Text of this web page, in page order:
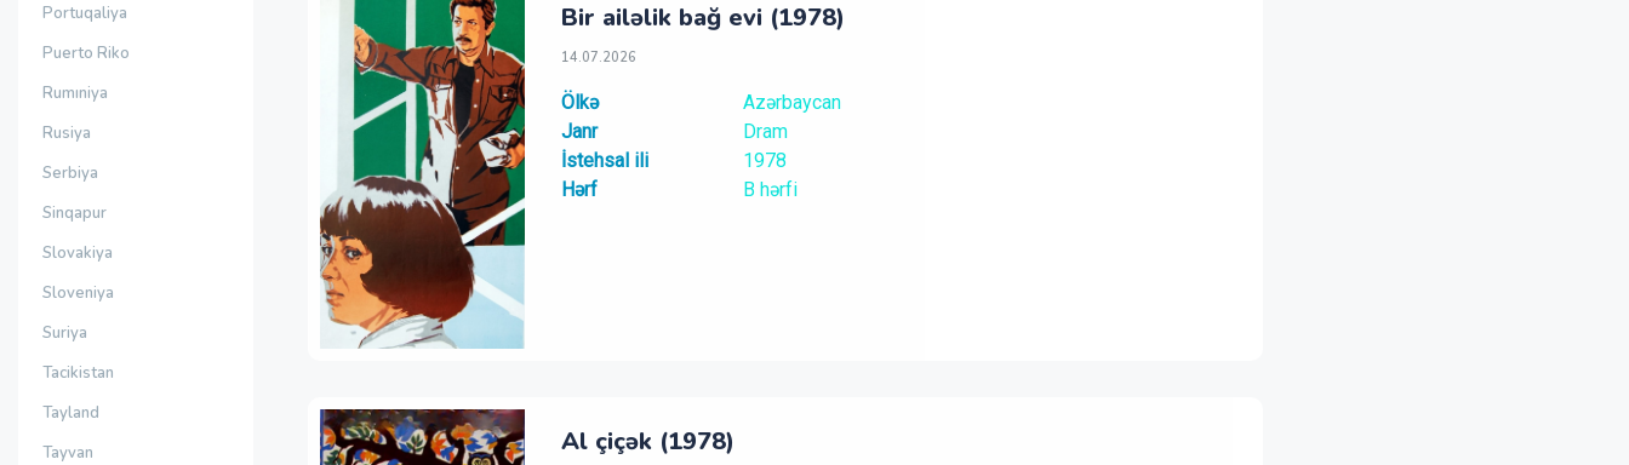
Portuqaliya
Puerto Riko
Rumıniya
Rusiya
Serbiya
Sinqapur
Slovakiya
Sloveniya
Suriya
Tacikistan
Tayland
Tayvan
Bir ailəlik bağ evi (1978)
14.07.2026
Ölkə
Azərbaycan
Janr
Dram
İstehsal ili
1978
Hərf
B hərfi
Al çiçək (1978)